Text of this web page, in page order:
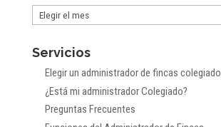
Artículos
meses
Servicios
Elegir un administrador de fincas colegiado
¿Está mi administrador Colegiado?
Preguntas Frecuentes